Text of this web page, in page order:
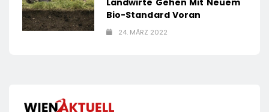
Landwirte Gehen Mit Neuem
Bio-Standard Voran
24. MÄRZ 2022